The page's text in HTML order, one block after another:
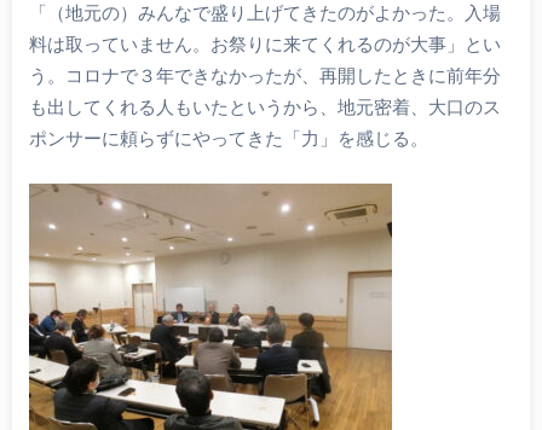
「（地元の）みんなで盛り上げてきたのがよかった。入場
料は取っていません。お祭りに来てくれるのが大事」とい
う。コロナで３年できなかったが、再開したときに前年分
も出してくれる人もいたというから、地元密着、大口のス
ポンサーに頼らずにやってきた「力」を感じる。